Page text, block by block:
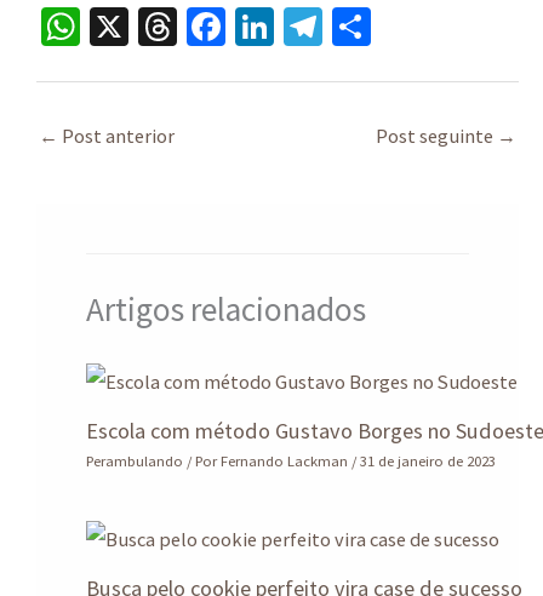
W
sA
X
T
Fa Li Te
e
← Post anterior Post seguinte →
Artigos relacionados
Escola com método Gustavo Borges no
Perambulando / PorFernando Lackman /31 de janeiro de 2023
Busca pelo cookie perfeito vira case de sucesso